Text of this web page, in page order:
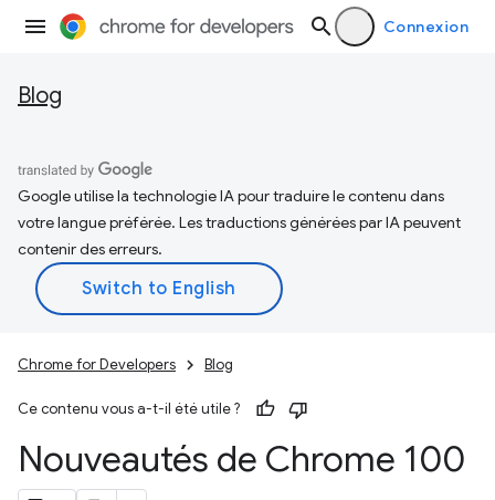
Connexion
Blog
Google utilise la technologie IA pour traduire le contenu dans
votre langue préférée. Les traductions générées par IA peuvent
contenir des erreurs.
Chrome for Developers Blog
Ce contenu vous a-t-il été utile ?
Nouveautés de Chrome 100